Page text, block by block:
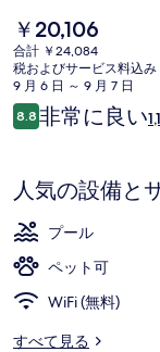
ー
ト
ホ
テ
&
カ
ン
フ
ァ
タッフや空港への近
現
在
の
料
金
は
す
￥20,106
合計 ￥24,084
税およびサービス料込み
9 月 6 日 ～ 9 月 7 日
口
コ
8.810段階中8.8
非常に良い
人気の設備と
プール
ペット可
WiFi (無料)
すべて見る